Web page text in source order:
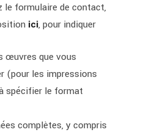
le formulaire de contact,
ici, pour indiquer
œuvres que vous
(pour les impressions
spécifier le format
complètes, y compris